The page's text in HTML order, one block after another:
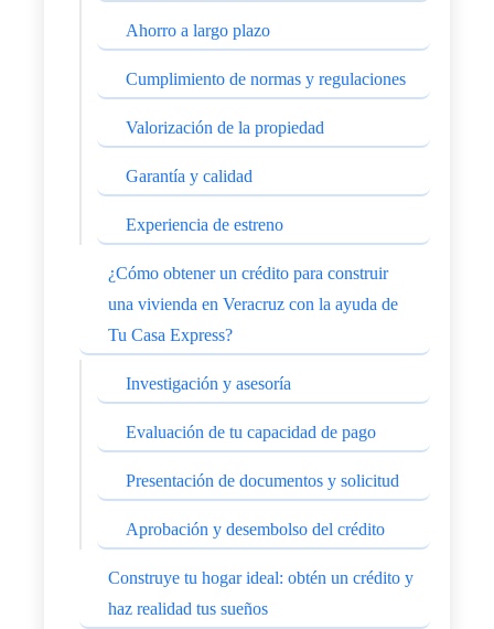
Ahorro a largo plazo
Cumplimiento de normas y regulaciones
Valorización de la propiedad
Garantía y calidad
Experiencia de estreno
¿Cómo obtener un crédito para construir
una vivienda en Veracruz con la ayuda de
Tu Casa Express?
Investigación y asesoría
Evaluación de tu capacidad de pago
Presentación de documentos y solicitud
Aprobación y desembolso del crédito
Construye tu hogar ideal: obtén un crédito y
haz realidad tus sueños